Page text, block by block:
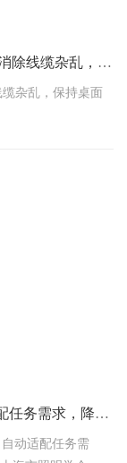
【上海办公室设计：无线充电集成？——消除线缆杂乱，保持桌面整洁】
杂乱，保持桌面
上海办公室设计：‌动态照明调节‌ - 自动适配任务需求，降低视觉疲劳
动适配任务需